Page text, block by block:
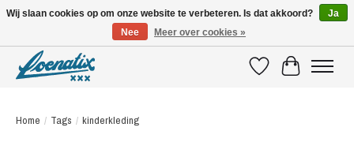
VerlanglijstWinkelwagen
Home / Tags / kinderkleding
Wij slaan cookies op om onze website te verbeteren. Is dat akkoord?
Ja
Nee
Meer over cookies »